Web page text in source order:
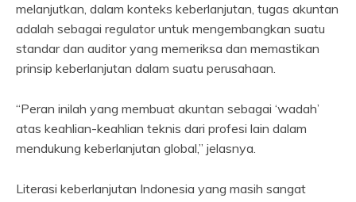
melanjutkan, dalam konteks keberlanjutan, tugas akuntan
adalah sebagai regulator untuk mengembangkan suatu
standar dan auditor yang memeriksa dan memastikan
prinsip keberlanjutan dalam suatu perusahaan.
“Peran inilah yang membuat akuntan sebagai ‘wadah’
atas keahlian-keahlian teknis dari profesi lain dalam
mendukung keberlanjutan global,” jelasnya.
Literasi keberlanjutan Indonesia yang masih sangat